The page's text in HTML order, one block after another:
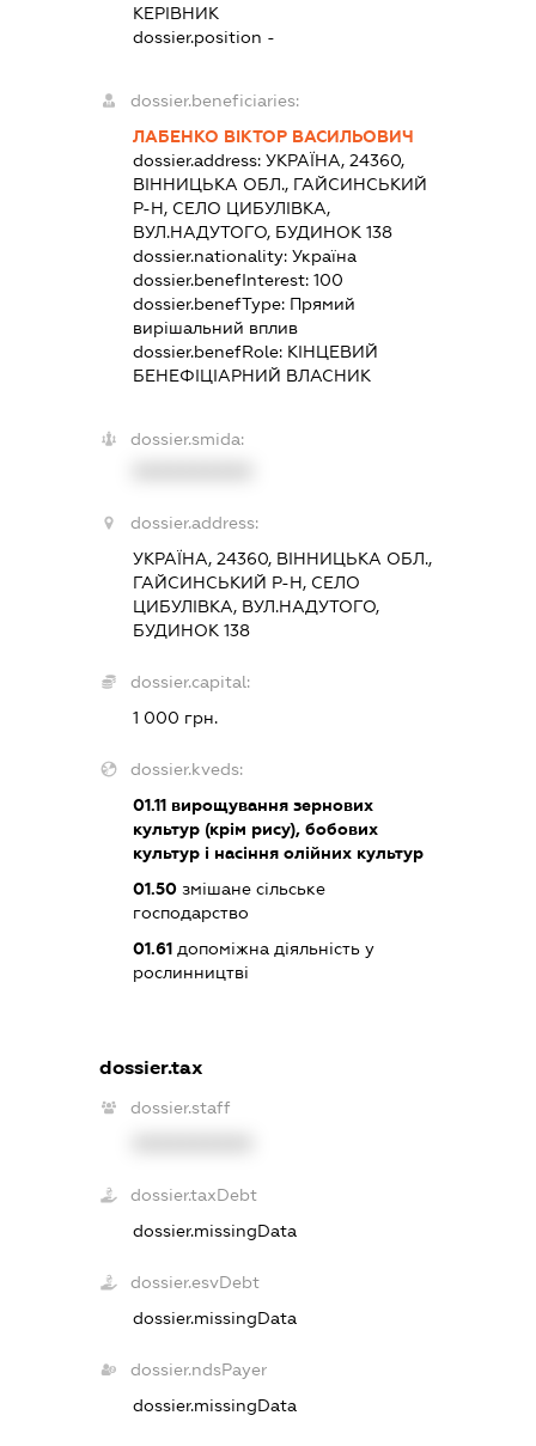
КЕРІВНИК
dossier.position -
dossier.beneficiaries:
ЛАБЕНКО ВІКТОР ВАСИЛЬОВИЧ
dossier.address:УКРАЇНА, 24360,
ВІННИЦЬКА ОБЛ., ГАЙСИНСЬКИЙ
Р-Н, СЕЛО ЦИБУЛІВКА,
ВУЛ.НАДУТОГО, БУДИНОК 138
dossier.nationality:Україна
dossier.benefInterest:100
dossier.benefType: Прямий
вирішальний вплив
dossier.benefRole: КІНЦЕВИЙ
БЕНЕФІЦІАРНИЙ ВЛАСНИК
dossier.smida:
dossier.address:
УКРАЇНА, 24360, ВІННИЦЬКА ОБЛ.,
ГАЙСИНСЬКИЙ Р-Н, СЕЛО
ЦИБУЛІВКА, ВУЛ.НАДУТОГО,
БУДИНОК 138
dossier.capital:
1 000 грн.
dossier.kveds:
01.11 вирощування зернових
культур (крім рису), бобових
культур і насіння олійних культур
01.50 змішане сільське
господарство
01.61 допоміжна діяльність у
рослинництві
dossier.tax
dossier.staff
dossier.taxDebt
dossier.missingData
dossier.esvDebt
dossier.missingData
dossier.ndsPayer
dossier.missingData